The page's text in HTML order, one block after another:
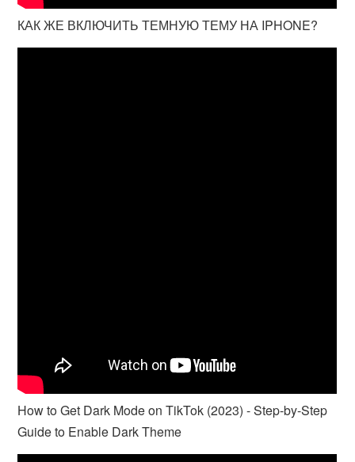
КАК ЖЕ ВКЛЮЧИТЬ ТЕМНУЮ ТЕМУ НА IPHONE?
How to Get Dark Mode on TikTok (2023) - Step-by-Step
Guide to Enable Dark Theme